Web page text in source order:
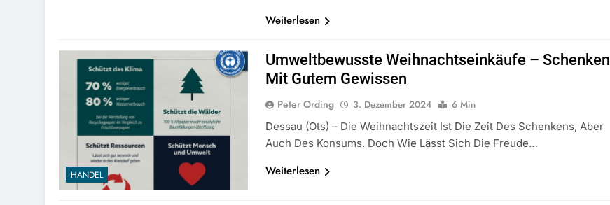
Weiterlesen
HANDEL
Umweltbewusste Weihnachtseinkäufe – Schenken
Mit Gutem Gewissen
Peter Ording 3. Dezember 2024
6 Min
Dessau (ots) – Die Weihnachtszeit Ist Die Zeit Des Schenkens, Aber
Auch Des Konsums. Doch Wie Lässt Sich Die Freude…
Weiterlesen